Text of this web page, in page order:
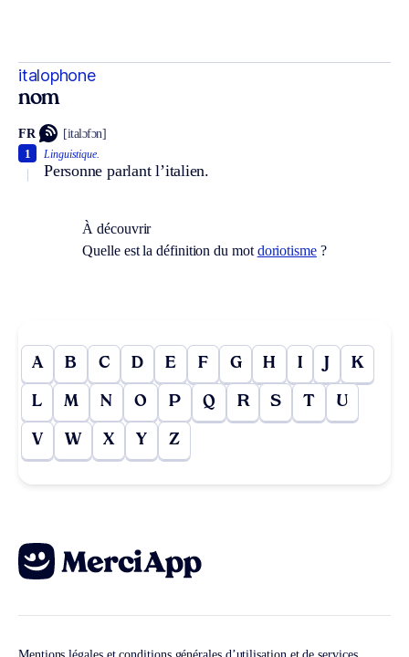
italophone
nom
FR [italɔfɔn]
Linguistique.
Personne parlant l’italien.
1
À découvrir
Quelle est la définition du mot doriotisme?
A B C D E F G H I J K
L M N O P Q R S T U
V W X Y Z